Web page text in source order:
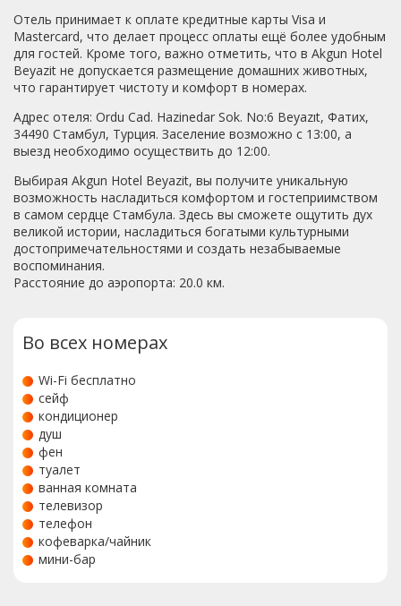
Очереди не запредельные, а чтоб понять, что же вы
сейчас наблюдаете, можно взять аудиогид (30лир).
Приведу в пример основные цены: ТорпКапы 30лир,
дополнительно гарем 15лир, Айя-София 30лир,
Цистерны 20лир, прогулка на катере по Босфору 12лир,
Галацкая башня 25лир. Мы ездили из Болгарии через
местное агентство: цены на эти же экскурсии от
агентства дикие, прилагаю в фото (но брать их
насильно нас не обязывал никто, мы все сами прошли).
Отель принимает к оплате кредитные карты Visa и
Mastercard, что делает процесс оплаты ещё более удобным
для гостей. Кроме того, важно отметить, что в Akgun Hotel
Beyazit не допускается размещение домашних животных,
что гарантирует чистоту и комфорт в номерах.
Адрес отеля: Ordu Cad. Hazinedar Sok. No:6 Beyazıt, Фатих,
34490 Стамбул, Турция. Заселение возможно с 13:00, а
выезд необходимо осуществить до 12:00.
Выбирая Akgun Hotel Beyazit, вы получите уникальную
возможность насладиться комфортом и гостеприимством
в самом сердце Стамбула. Здесь вы сможете ощутить дух
великой истории, насладиться богатыми культурными
достопримечательностями и создать незабываемые
воспоминания.
Расстояние до аэропорта: 20.0 км.
Во всех номерах
Wi-Fi бесплатно
сейф
кондиционер
душ
фен
туалет
ванная комната
телевизор
телефон
кофеварка/чайник
мини-бар